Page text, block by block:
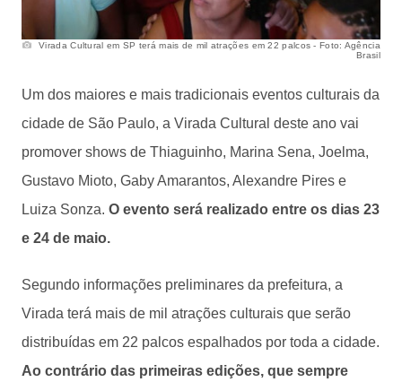
Virada Cultural em SP terá mais de mil atrações em 22 palcos - Foto: Agência
Brasil
Um dos maiores e mais tradicionais eventos culturais da
cidade de São Paulo, a Virada Cultural deste ano vai
promover shows de Thiaguinho, Marina Sena, Joelma,
Gustavo Mioto, Gaby Amarantos, Alexandre Pires e
Luiza Sonza. O evento será realizado entre os dias 23
e 24 de maio.
Segundo informações preliminares da prefeitura, a
Virada terá mais de mil atrações culturais que serão
distribuídas em 22 palcos espalhados por toda a cidade.
Ao contrário das primeiras edições, que sempre